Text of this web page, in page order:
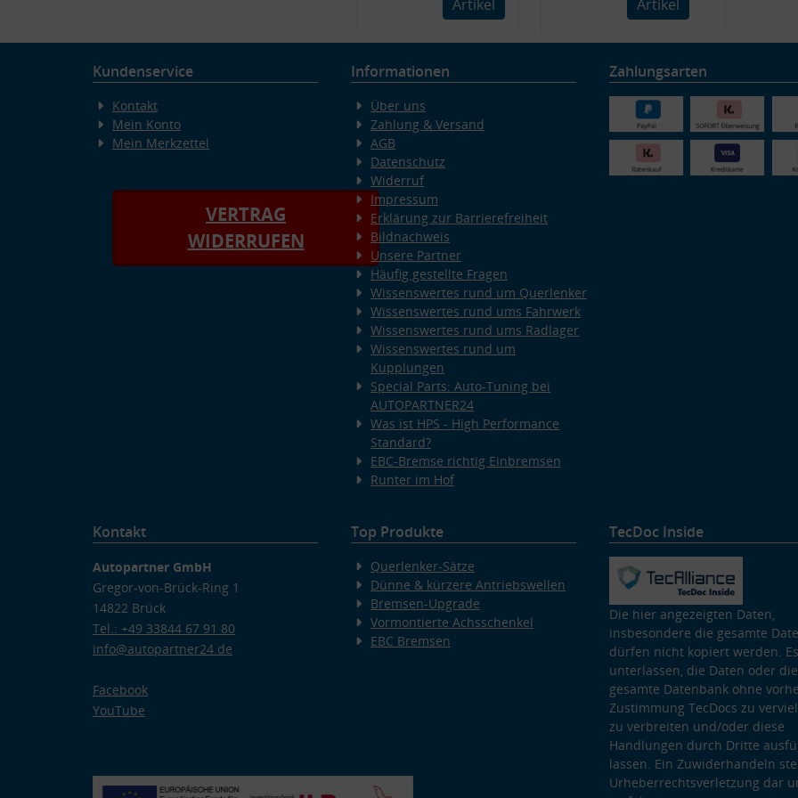
Artikel
Artikel
Kundenservice
Kontakt
Mein Konto
Mein Merkzettel
VERTRAG
WIDERRUFEN
Informationen
Über uns
Zahlung & Versand
AGB
Datenschutz
Widerruf
Impressum
Erklärung zur Barrierefreiheit
Bildnachweis
Unsere Partner
Häufig gestellte Fragen
Wissenswertes rund um Querlenker
Wissenswertes rund ums Fahrwerk
Wissenswertes rund ums Radlager
Wissenswertes rund um
Kupplungen
Special Parts: Auto-Tuning bei
AUTOPARTNER24
Was ist HPS - High Performance
Standard?
EBC-Bremse richtig Einbremsen
Runter im Hof
Zahlungsarten
Kontakt
Autopartner GmbH
Gregor-von-Brück-Ring 1
14822 Brück
Tel.: +49 33844 67 91 80
info@autopartner24.de
Facebook
YouTube
Top Produkte
Querlenker-Sätze
Dünne & kürzere Antriebswellen
Bremsen-Upgrade
Vormontierte Achsschenkel
EBC Bremsen
TecDoc Inside
Die hier angezeigten Daten,
insbesondere die gesamte
dürfen nicht kopiert werden.
unterlassen, die Daten oder die
gesamte Datenbank ohne
Zustimmung TecDocs zu
zu verbreiten und/oder diese
Handlungen durch Dritte
lassen. Ein Zuwiderhandeln
Urheberrechtsverletzung dar